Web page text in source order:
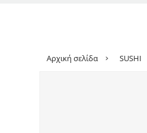
Αρχική σελίδα SUSHI